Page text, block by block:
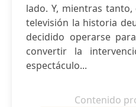
lado. Y, mientras
televisión la historia
decidido operarse
convertir la
espectáculo...
Contenido